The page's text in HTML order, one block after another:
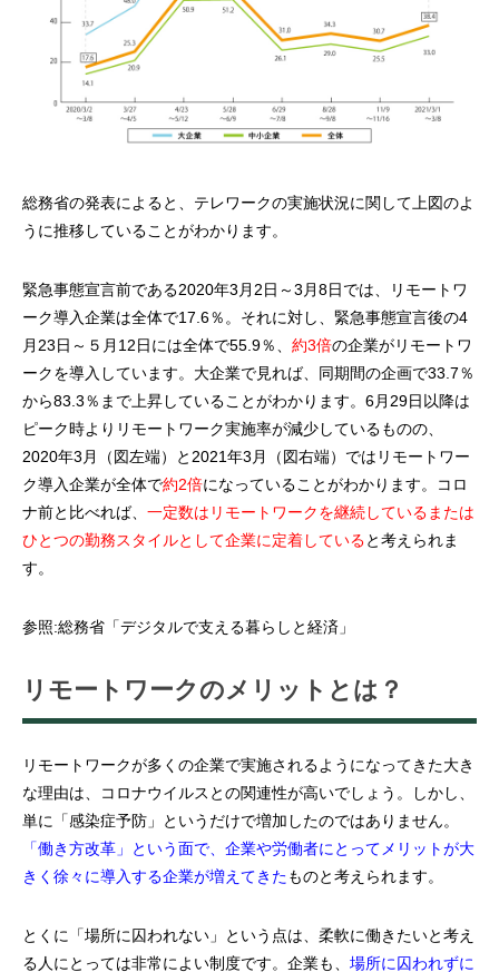
総務省の発表によると、テレワークの実施状況に関して上図のよ
うに推移していることがわかります。
緊急事態宣言前である2020年3月2日～3月8日では、リモートワ
ーク導入企業は全体で17.6％。それに対し、緊急事態宣言後の4
月23日～５月12日には全体で55.9％、 約3倍の企業がリモートワ
ークを導入しています。大企業で見れば、同期間の企画で33.7％
から83.3％まで上昇していることがわかります。6月29日以降は
ピーク時よりリモートワーク実施率が減少しているものの、
2020年3月（図左端）と2021年3月（図右端）ではリモートワー
ク導入企業が全体で約2倍になっていることがわかります。コロ
ナ前と比べれば、 一定数はリモートワークを継続しているまたは
ひとつの勤務スタイルとして企業に定着していると考えられま
す。
参照:総務省「デジタルで支える暮らしと経済 」
リモートワークのメリットとは？
リモートワークが多くの企業で実施されるようになってきた大き
な理由は、コロナウイルスとの関連性が高いでしょう。しかし、
単に「感染症予防」というだけで増加したのではありません。
「働き方改革」という面で、企業や労働者にとってメリットが大
きく徐々に導入する企業が増えてきたものと考えられます。
とくに「場所に囚われない」という点は、柔軟に働きたいと考え
る人にとっては非常によい制度です。企業も、 場所に囚われずに